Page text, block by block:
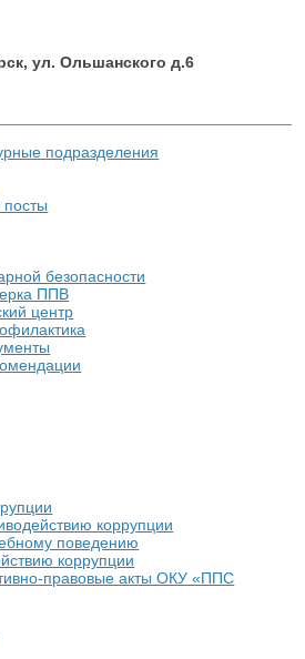
ул. Ольшанского д.6
подразделения
безопасности
ППВ
центр
коррупции
поведению
коррупции
правовые акты ОКУ «ППС